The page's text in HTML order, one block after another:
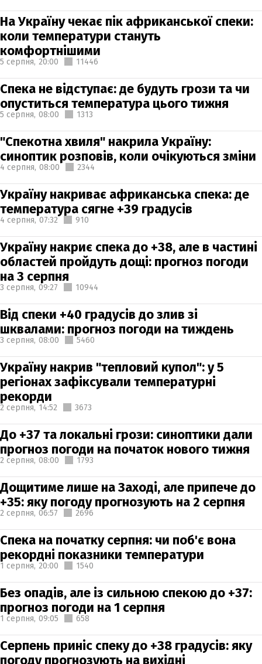
На Україну чекає пік африканської спеки:
коли температури стануть
комфортнішими
5 серпня, 20:00 11446
Спека не відступає: де будуть грози та чи
опуститься температура цього тижня
5 серпня, 08:00 1313
"Спекотна хвиля" накрила Україну:
синоптик розповів, коли очікуються зміни
4 серпня, 08:00 2344
Україну накриває африканська спека: де
температура сягне +39 градусів
4 серпня, 07:32 910
Україну накриє спека до +38, але в частині
областей пройдуть дощі: прогноз погоди
на 3 серпня
3 серпня, 09:27 10944
Від спеки +40 градусів до злив зі
шквалами: прогноз погоди на тиждень
3 серпня, 08:00 5460
Україну накрив "тепловий купол": у 5
регіонах зафіксували температурні
рекорди
2 серпня, 14:52 3673
До +37 та локальні грози: синоптики дали
прогноз погоди на початок нового тижня
2 серпня, 08:00 1793
Дощитиме лише на Заході, але припече до
+35: яку погоду прогнозують на 2 серпня
2 серпня, 06:57 2696
Спека на початку серпня: чи поб'є вона
рекордні показники температури
1 серпня, 20:00 1540
Без опадів, але із сильною спекою до +37:
прогноз погоди на 1 серпня
1 серпня, 09:05 658
Серпень приніс спеку до +38 градусів: яку
погоду прогнозують на вихідні